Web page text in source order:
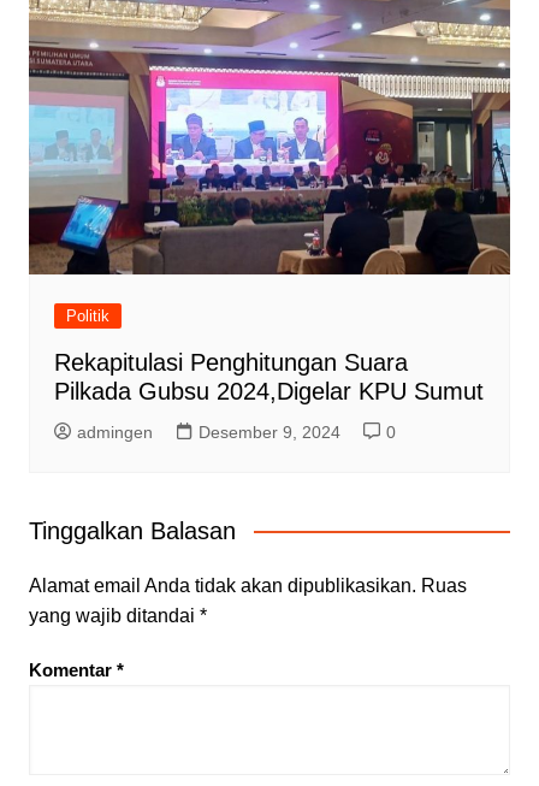
Politik
Rekapitulasi Penghitungan Suara
Pilkada Gubsu 2024,Digelar KPU Sumut
admingen Desember 9, 2024 0
Tinggalkan Balasan
Alamat email Anda tidak akan dipublikasikan. Ruas
yang wajib ditandai *
Komentar *